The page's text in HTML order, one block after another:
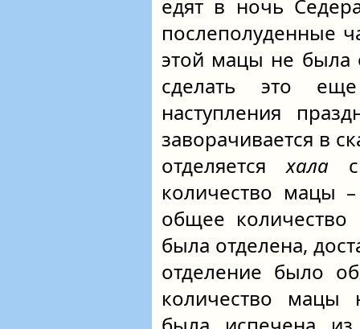
едят в ночь
послеполуденные
этой мацы не была
сделать это
наступления
заворачивается в
отделяетсяхала
количество мацы
общее
была отделена,
отделение было
количество мацы